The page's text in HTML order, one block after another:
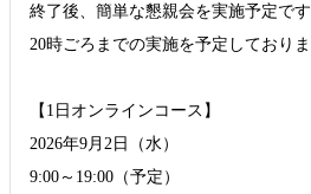
終了後、簡単な懇親会を実施予定です
20時ごろまでの実施を予定しておりま
【1日オンラインコース】
2026年9月2日（水）
9:00～19:00（予定）